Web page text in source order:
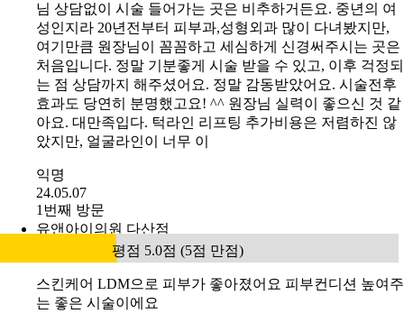
님 상담없이 시술 들어가는 곳은 비추하거든요. 중년의 여
성인지라 20년전부터 피부과,성형외과 많이 다녀봤지만,
여기만큼 원장님이 꼼꼼하고 세심하게 신경써주시는 곳은
처음입니다. 정말 기분좋게 시술 받을 수 있고, 이후 걱정되
는 점 상담까지 해주셨어요. 정말 감동받았어요. 시술전후
효과도 당연히 분명했고요! ^^ 원장님 실력이 좋으신 것 같
아요. 대만족입다. 턱라인 리프팅 추가비용은 저렴하진 않
았지만, 얼굴라인이 너무 이
익명
24.05.07
1번째 방문
유앤아이의원 다산점
평점 5.0점 (5점 만점)
스킨케어 LDM으로 피부가 좋아졌어요 피부컨디션 높여주
는 좋은 시술이에요